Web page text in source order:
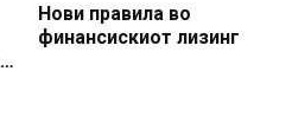
Нови правила во
финансискиот лизинг